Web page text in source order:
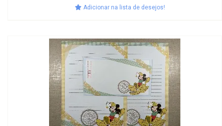
Adicionar na lista de desejos!